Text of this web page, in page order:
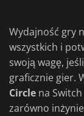
Wydajność gry
wszystkich i
swoją wagę,
graficznie gier.
Circle na
zarówno